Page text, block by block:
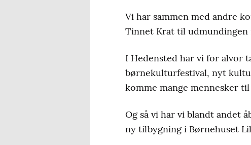
Vi har sammen med andre
Tinnet Krat til udmundingen
I Hedensted har vi for alvor
børnekulturfestival, nyt
komme mange mennesker til
Og så vi har vi blandt andet
ny tilbygning i Børnehuset